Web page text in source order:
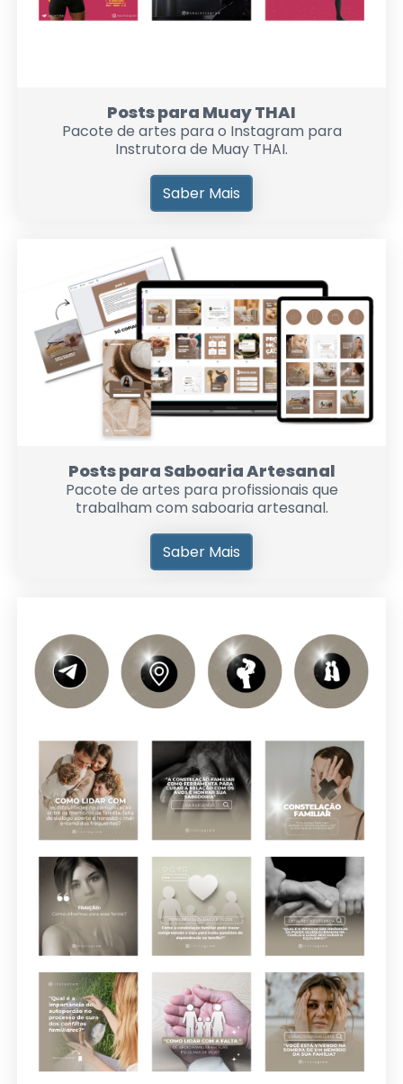
Posts para Muay THAI
Pacote de artes para o Instagram para
Instrutora de Muay THAI.
Saber Mais
Posts para Saboaria Artesanal
Pacote de artes para profissionais que
trabalham com saboaria artesanal.
Saber Mais